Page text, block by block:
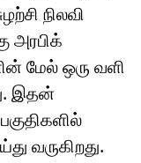
நிலவி
அரபிக்
மேல் ஒரு வளி
இதன்
வருகிறது.